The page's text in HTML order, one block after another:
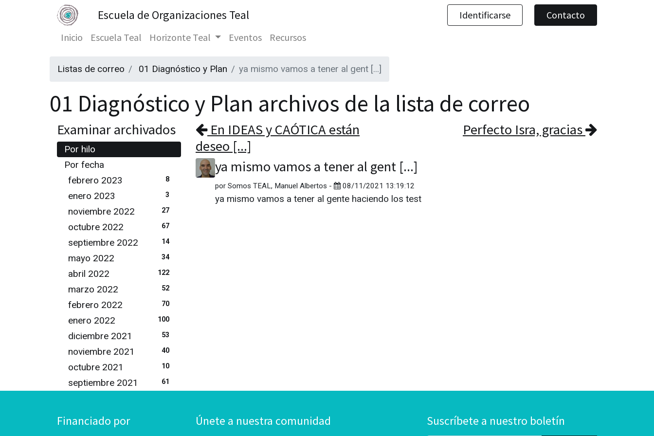
Escuela de Organizaciones Teal Identificarse
Contacto
Inicio
Escuela Teal Horizonte Teal Eventos Recursos
Listas de correo 01 Diagnóstico y Plan ya mismo vamos a tener al gent [...]
01 Diagnóstico y Plan archivos de la lista de correo
Examinar archivados
Por hilo
Por fecha
febrero 2023
8
enero 2023 3
noviembre 2022 27
octubre 2022 67
septiembre 2022 14
mayo 2022 34
abril 2022 122
marzo 2022 52
febrero 2022 70
enero 2022 100
diciembre 2021 53
noviembre 2021 40
octubre 2021 10
septiembre 2021 61
En IDEAS y CAÓTICA están
deseo [...]
Perfecto Isra, gracias
ya mismo vamos a tener al gent [...]
por Somos TEAL, Manuel Albertos - 08/11/2021 13:19:12
ya mismo vamos a tener al gente haciendo los test
Financiado por Únete a nuestra comunidad Suscríbete a nuestro boletín